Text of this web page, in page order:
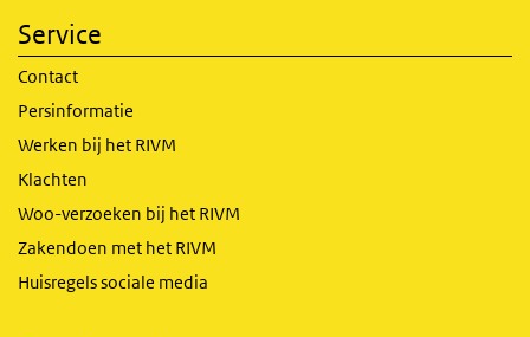
Service
Contact
Persinformatie
Werken bij het RIVM
Klachten
Woo-verzoeken bij het RIVM
Zakendoen met het RIVM
Huisregels sociale media